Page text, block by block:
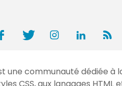
une communauté dédiée à